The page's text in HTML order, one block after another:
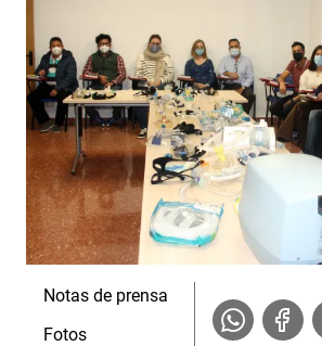
Notas de prensa
Fotos